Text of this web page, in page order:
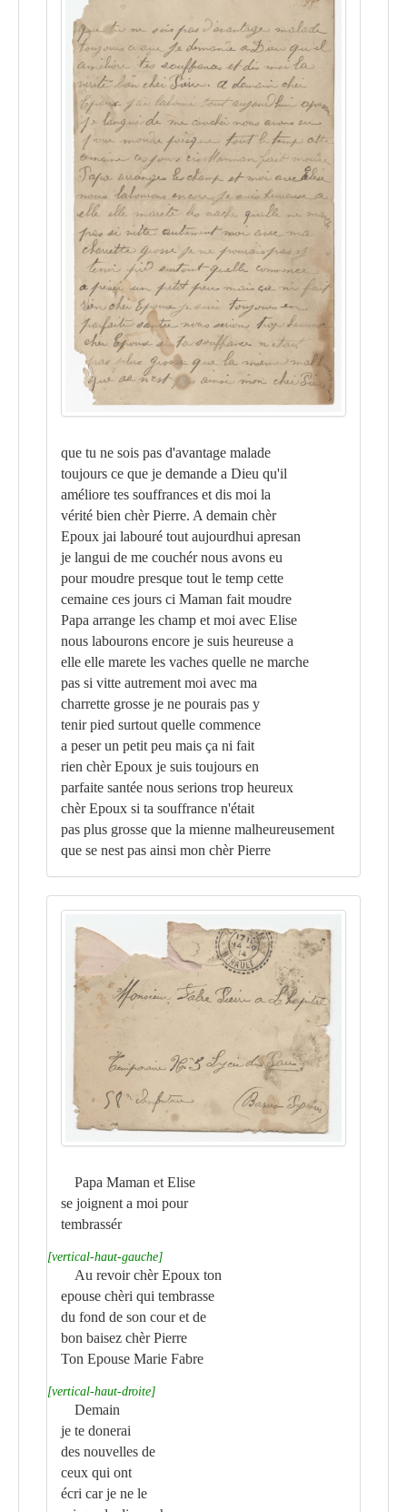
que tu ne sois pas d'avantage malade
toujours ce que je demande a Dieu qu'il
améliore tes souffrances et dis moi la
vérité bien chèr Pierre. A demain chèr
Epoux jai labouré tout aujourdhui apresan
je langui de me couchér nous avons eu
pour moudre presque tout le temp cette
cemaine ces jours ci Maman fait moudre
Papa arrange les champ et moi avec Elise
nous labourons encore je suis heureuse a
elle elle marete les vaches quelle ne marche
pas si vitte autrement moi avec ma
charrette grosse je ne pourais pas y
tenir pied surtout quelle commence
a peser un petit peu mais ça ni fait
rien chèr Epoux je suis toujours en
parfaite santée nous serions trop heureux
chèr Epoux si ta souffrance n'était
pas plus grosse que la mienne malheureusement
que se nest pas ainsi mon chèr Pierre
Papa Maman et Elise
se joignent a moi pour
tembrassér
[vertical-haut-gauche]
Au revoir chèr Epoux ton
epouse chèri qui tembrasse
du fond de son cour et de
bon baisez chèr Pierre
Ton Epouse Marie Fabre
[vertical-haut-droite]
Demain
je te donerai
des nouvelles de
ceux qui ont
écri car je ne le